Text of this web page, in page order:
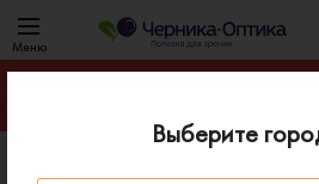
Выберите
Меню
Гарантируем лучшую цену на
Главная
Оправы для очков